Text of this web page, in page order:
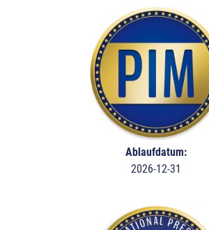
Ablaufdatum:
2026-12-31